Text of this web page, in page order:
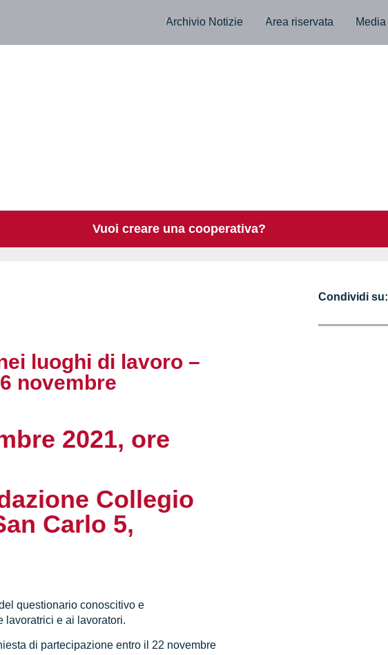
Archivio Notizie Area riservata Media
Vuoi creare una cooperativa?
luoghi di lavoro –
novembre
2021, ore
Collegio
Carlo 5,
questionario conoscitivo e
lavoratrici e ai lavoratori.
di partecipazione entro il 22 novembre
Condividi su: